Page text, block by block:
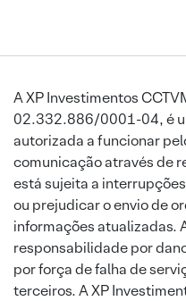
A XP Investimentos
02.332.886/0001-04, é
autorizada a funcionar
comunicação através de
está sujeita a
ou prejudicar o envio de
informações atualizadas.
responsabilidade por
por força de falha de
terceiros. A XP